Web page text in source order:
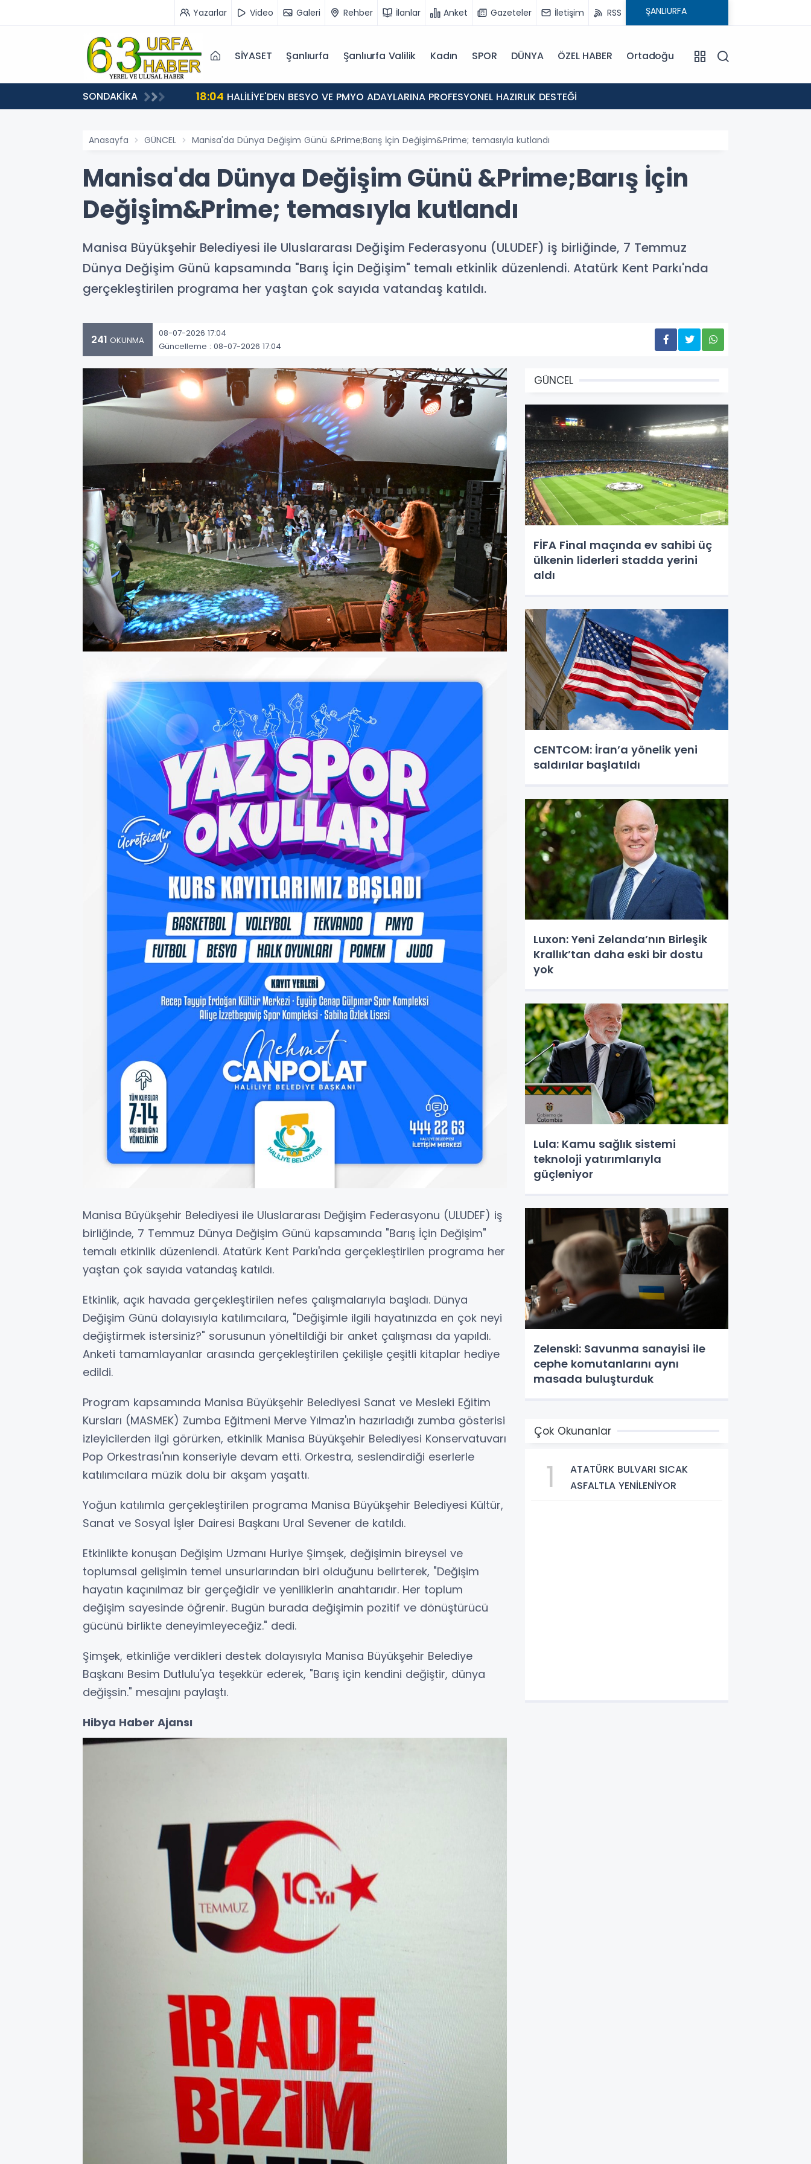
Yazarlar Video Galeri Rehber İlanlar Anket Gazeteler İletişim RSS
SİYASET Şanlıurfa Şanlıurfa Valilik Kadın SPOR DÜNYA ÖZEL HABER Ortadoğu
SONDAKİKA 18:04 HALİLİYE'DEN BESYO VE PMYO ADAYLARINA PROFESYONEL HAZIRLIK DESTEĞİ
Anasayfa GÜNCEL Manisa'da Dünya Değişim Günü &Prime;Barış İçin Değişim&Prime; temasıyla kutlandı
Manisa'da Dünya Değişim Günü &Prime;Barış İçin
Değişim&Prime; temasıyla kutlandı
Manisa Büyükşehir Belediyesi ile Uluslararası Değişim Federasyonu (ULUDEF) iş birliğinde, 7 Temmuz
Dünya Değişim Günü kapsamında "Barış İçin Değişim" temalı etkinlik düzenlendi. Atatürk Kent Parkı'nda
gerçekleştirilen programa her yaştan çok sayıda vatandaş katıldı.
241 OKUNMA
08-07-2026 17:04
Güncelleme : 08-07-2026 17:04
Manisa Büyükşehir Belediyesi ile Uluslararası Değişim Federasyonu (ULUDEF) iş
birliğinde, 7 Temmuz Dünya Değişim Günü kapsamında "Barış İçin Değişim"
temalı etkinlik düzenlendi. Atatürk Kent Parkı'nda gerçekleştirilen programa her
yaştan çok sayıda vatandaş katıldı.
Etkinlik, açık havada gerçekleştirilen nefes çalışmalarıyla başladı. Dünya
Değişim Günü dolayısıyla katılımcılara, "Değişimle ilgili hayatınızda en çok neyi
değiştirmek istersiniz?" sorusunun yöneltildiği bir anket çalışması da yapıldı.
Anketi tamamlayanlar arasında gerçekleştirilen çekilişle çeşitli kitaplar hediye
edildi.
Program kapsamında Manisa Büyükşehir Belediyesi Sanat ve Mesleki Eğitim
Kursları (MASMEK) Zumba Eğitmeni Merve Yılmaz'ın hazırladığı zumba gösterisi
izleyicilerden ilgi görürken, etkinlik Manisa Büyükşehir Belediyesi Konservatuvarı
Pop Orkestrası'nın konseriyle devam etti. Orkestra, seslendirdiği eserlerle
katılımcılara müzik dolu bir akşam yaşattı.
Yoğun katılımla gerçekleştirilen programa Manisa Büyükşehir Belediyesi Kültür,
Sanat ve Sosyal İşler Dairesi Başkanı Ural Sevener de katıldı.
Etkinlikte konuşan Değişim Uzmanı Huriye Şimşek, değişimin bireysel ve
toplumsal gelişimin temel unsurlarından biri olduğunu belirterek, "Değişim
hayatın kaçınılmaz bir gerçeğidir ve yeniliklerin anahtarıdır. Her toplum
değişim sayesinde öğrenir. Bugün burada değişimin pozitif ve dönüştürücü
gücünü birlikte deneyimleyeceğiz." dedi.
Şimşek, etkinliğe verdikleri destek dolayısıyla Manisa Büyükşehir Belediye
Başkanı Besim Dutlulu'ya teşekkür ederek, "Barış için kendini değiştir, dünya
değişsin." mesajını paylaştı.
Hibya Haber Ajansı
GÜNCEL
FİFA Final maçında ev sahibi üç
ülkenin liderleri stadda yerini
aldı
CENTCOM: İran’a yönelik yeni
saldırılar başlatıldı
Luxon: Yeni Zelanda’nın Birleşik
Krallık’tan daha eski bir dostu
yok
Lula: Kamu sağlık sistemi
teknoloji yatırımlarıyla
güçleniyor
Zelenski: Savunma sanayisi ile
cephe komutanlarını aynı
masada buluşturduk
Çok Okunanlar
1
ATATÜRK BULVARI SICAK
ASFALTLA YENİLENİYOR